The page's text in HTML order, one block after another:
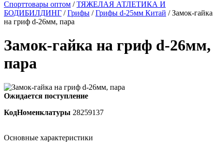
Спорттовары оптом /ТЯЖЕЛАЯ АТЛЕТИКА И
БОДИБИЛДИНГ /Грифы /Грифы d-25мм Китай / Замок-гайка
на гриф d-26мм, пара
Замок-гайка на гриф d-26мм,
пара
Ожидается поступление
КодНоменклатуры 28259137
Основные характеристики